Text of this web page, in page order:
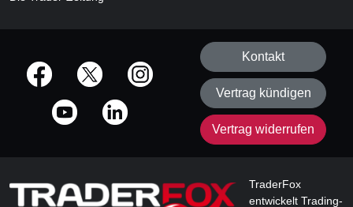
offizielle Social Media-Accounts
Kontakt
Vertrag kündigen
Vertrag widerrufen
TraderFox
entwickelt Trading-